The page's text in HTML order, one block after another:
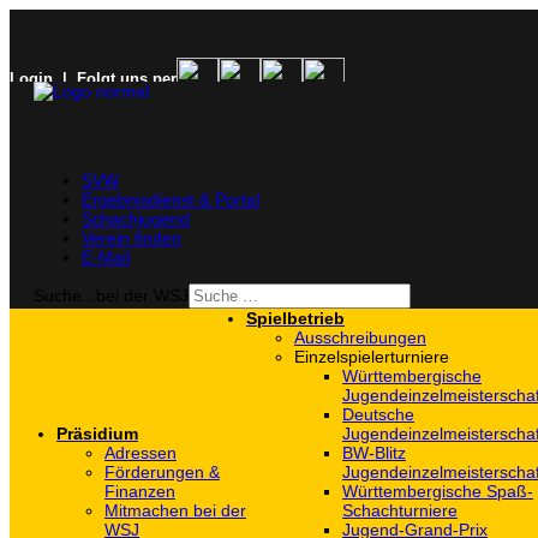
Login | Folgt uns per
SVW
Ergebnisdienst & Portal
Schachjugend
Verein finden
E-Mail
Präsidium
Adressen
Förderungen &
Finanzen
Mitmachen bei der
WSJ
Spielbetrieb
Ausschreibungen
Einzelspielerturniere
Württembergische
Deutsche
BW-Blitz
Württembergische Spaß-
Schachturniere
Jugend-Grand-Prix